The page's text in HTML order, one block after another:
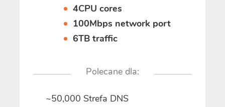
4CPU cores
100Mbps network port
6TB traffic
Polecane dla:
~50,000 Strefa DNS